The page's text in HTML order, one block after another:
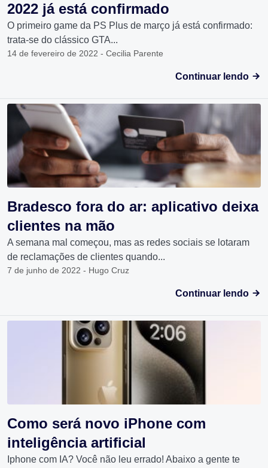
2022 já está confirmado
O primeiro game da PS Plus de março já está confirmado:
trata-se do clássico GTA...
14 de fevereiro de 2022 - Cecilia Parente
Continuar lendo
Bradesco fora do ar: aplicativo deixa
clientes na mão
A semana mal começou, mas as redes sociais se lotaram
de reclamações de clientes quando...
7 de junho de 2022 - Hugo Cruz
Continuar lendo
Como será novo iPhone com
inteligência artificial
Iphone com IA? Você não leu errado! Abaixo a gente te